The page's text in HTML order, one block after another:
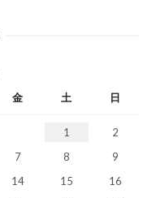
金 土 日
1
2
7 8
9
14 15
16